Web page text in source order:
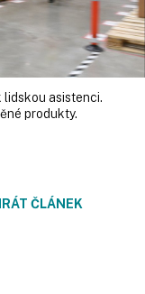
lidskou asistenci.
produkty.
ČLÁNEK